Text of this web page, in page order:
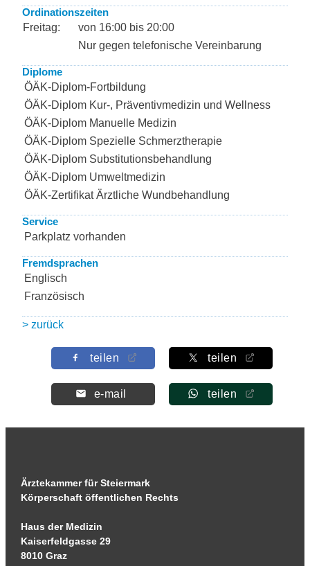
Ordinationszeiten
Freitag:
von 16:00 bis 20:00
Nur gegen telefonische Vereinbarung
Diplome
ÖÄK-Diplom-Fortbildung
ÖÄK-Diplom Kur-, Präventivmedizin und Wellness
ÖÄK-Diplom Manuelle Medizin
ÖÄK-Diplom Spezielle Schmerztherapie
ÖÄK-Diplom Substitutionsbehandlung
ÖÄK-Diplom Umweltmedizin
ÖÄK-Zertifikat Ärztliche Wundbehandlung
Service
Parkplatz vorhanden
Fremdsprachen
Englisch
Französisch
> zurück
teilen teilen
e-mail teilen
Ärztekammer für Steiermark
Körperschaft öffentlichen Rechts
Haus der Medizin
Kaiserfeldgasse 29
8010 Graz